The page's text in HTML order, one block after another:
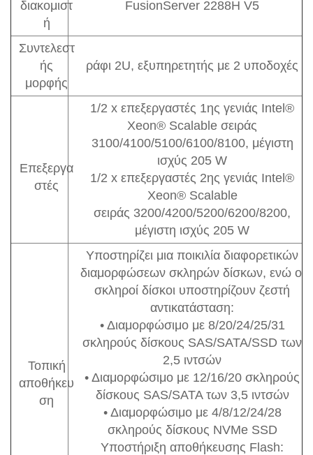
διακομιστ
ή
FusionServer 2288H V5
Συντελεστ
ής
μορφής
ράφι 2U, εξυπηρετητής με 2 υποδοχές
Επεξεργα
στές
1/2 x επεξεργαστές 1ης γενιάς Intel®
Xeon® Scalable σειράς
3100/4100/5100/6100/8100, μέγιστη
ισχύς 205 W
1/2 x επεξεργαστές 2ης γενιάς Intel®
Xeon® Scalable
σειράς 3200/4200/5200/6200/8200,
μέγιστη ισχύς 205 W
Τοπική
αποθήκευ
ση
Υποστηρίζει μια ποικιλία διαφορετικών
διαμορφώσεων σκληρών δίσκων, ενώ οι
σκληροί δίσκοι υποστηρίζουν ζεστή
αντικατάσταση:
• Διαμορφώσιμο με 8/20/24/25/31
σκληρούς δίσκους SAS/SATA/SSD των
2,5 ιντσών
• Διαμορφώσιμο με 12/16/20 σκληρούς
δίσκους SAS/SATA των 3,5 ιντσών
• Διαμορφώσιμο με 4/8/12/24/28
σκληρούς δίσκους NVMe SSD
Υποστήριξη αποθήκευσης Flash: